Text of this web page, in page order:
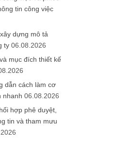
tin công việc
dựng mô tả
ty 06.08.2026
mục đích thiết kế
dẫn cách làm cơ
nhanh 06.08.2026
hợp phê duyệt,
tin và tham mưu